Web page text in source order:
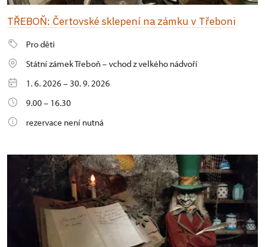
TŘEBOŇ: Čertovské sklepení na zámku v Třeboni
Pro děti
Státní zámek Třeboň – vchod z velkého nádvoří
1. 6. 2026 – 30. 9. 2026
9.00 – 16.30
rezervace není nutná